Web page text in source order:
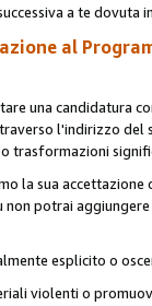
a te dovuta
al
una candidatura
l'indirizzo
trasformazioni
la sua
potrai
esplicito o
violenti o